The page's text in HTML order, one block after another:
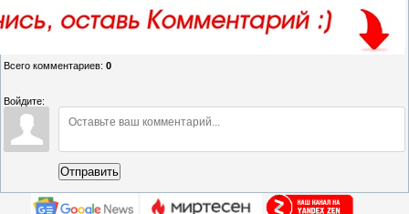
Всего комментариев: 0
Войдите:
Отправить